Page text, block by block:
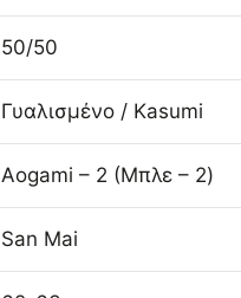
50/50
Γυαλισμένο / Kasumi
Aogami – 2 (Μπλε – 2)
San Mai